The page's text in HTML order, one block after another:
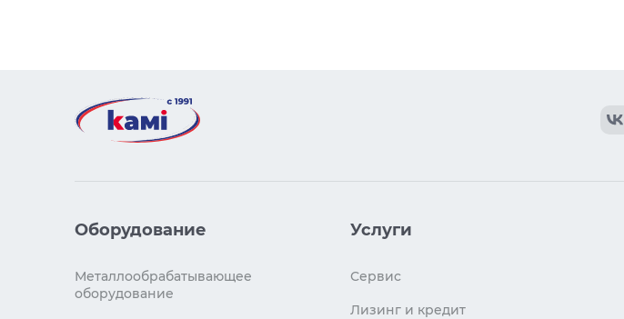
Оборудование
Металлообрабатывающее
оборудование
Услуги
Сервис
Лизинг и кредит